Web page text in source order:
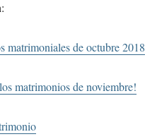
matrimoniales de octubre 2018
matrimonios de noviembre!